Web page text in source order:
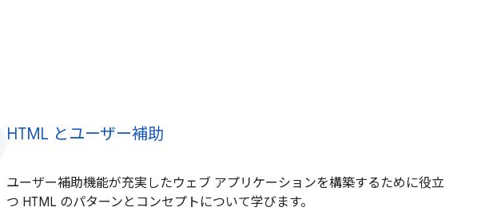
HTML とユーザー補助
ユーザー補助機能が充実したウェブ アプリケーションを構築するために役立
つ HTML のパターンとコンセプトについて学びます。